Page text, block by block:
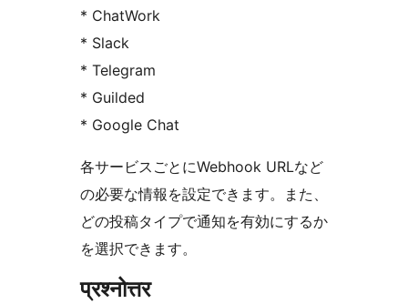
* ChatWork
* Slack
* Telegram
* Guilded
* Google Chat
各サービスごとにWebhook URLなど
の必要な情報を設定できます。また、
どの投稿タイプで通知を有効にするか
を選択できます。
प्रश्नोत्तर